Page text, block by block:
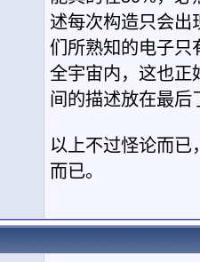
述每次构造只会出
们所熟知的电子只
全宇宙内，这也正
间的描述放在最后
以上不过怪论而已
而已。